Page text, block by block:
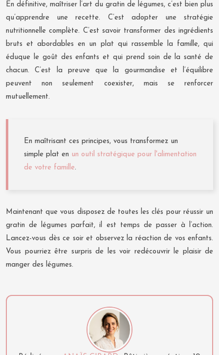
En définitive, maîtriser l’art du gratin de légumes, c’est bien plus
qu’apprendre une recette. C’est adopter une stratégie
nutritionnelle complète. C’est savoir transformer des ingrédients
bruts et abordables en un plat qui rassemble la famille, qui
éduque le goût des enfants et qui prend soin de la santé de
chacun. C’est la preuve que la gourmandise et l’équilibre
peuvent non seulement coexister, mais se renforcer
mutuellement.
En maîtrisant ces principes, vous transformez un
simple plat en un outil stratégique pour l'alimentation
de votre famille.
Maintenant que vous disposez de toutes les clés pour réussir un
gratin de légumes parfait, il est temps de passer à l’action.
Lancez-vous dès ce soir et observez la réaction de vos enfants.
Vous pourriez être surpris de les voir redécouvrir le plaisir de
manger des légumes.